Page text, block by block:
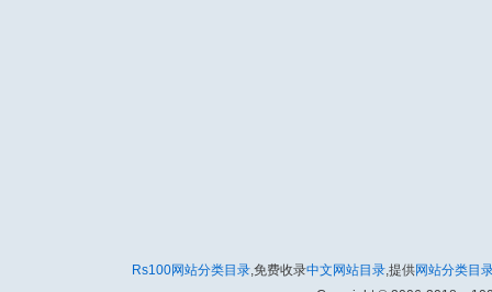
Rs100网站分类目录,免费收录中文网站目录,提供网站分类目